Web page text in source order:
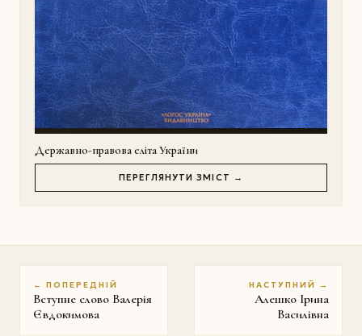
Державно-правова еліта України
ПЕРЕГЛЯНУТИ ЗМІСТ →
← ПОПЕРЕДНІЙ
Вступне слово Валерія
Євдокимова
НАСТУПНИЙ →
Алешко Iрина
Василівна